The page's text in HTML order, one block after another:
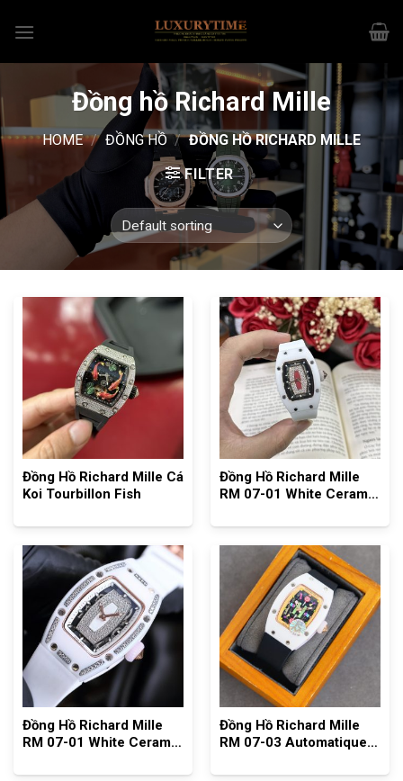
Đồng hồ Richard Mille
HOME / ĐỒNG HỒ / ĐỒNG HỒ RICHARD MILLE
FILTER
Đồng Hồ Richard Mille Cá
Koi Tourbillon Fish
Đồng Hồ Richard Mille
RM 07-01 White Ceramic
Đồng Hồ Richard Mille
RM 07-01 White Ceramic
Watch
Đồng Hồ Richard Mille
RM 07-03 Automatique